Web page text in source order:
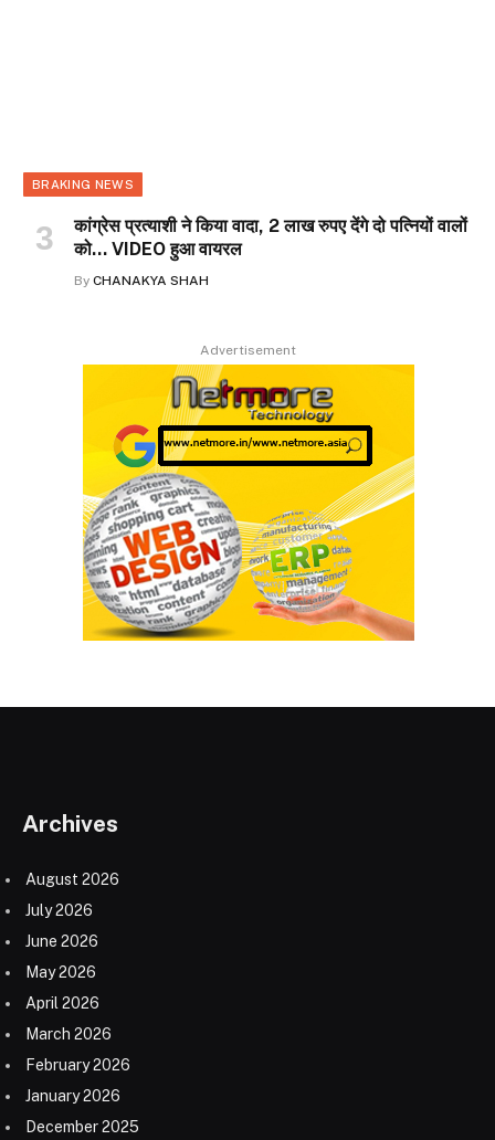
BRAKING NEWS
कांग्रेस प्रत्याशी ने किया वादा, 2 लाख रुपए देंगे दो पत्नियों वालों
को… VIDEO हुआ वायरल
By CHANAKYA SHAH
Advertisement
Archives
August 2026
July 2026
June 2026
May 2026
April 2026
March 2026
February 2026
January 2026
December 2025